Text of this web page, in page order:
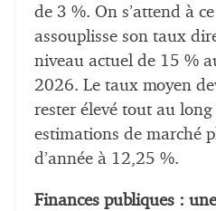
de 3 %. On s’attend à
assouplisse son taux
niveau actuel de 15 %
2026. Le taux moyen
rester élevé tout au
estimations de marché
d’année à 12,25 %.
Finances publiques :